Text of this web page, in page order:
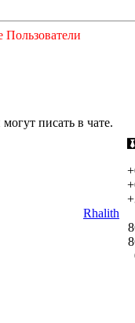
Пользователи
писать в чате.
Rhalith